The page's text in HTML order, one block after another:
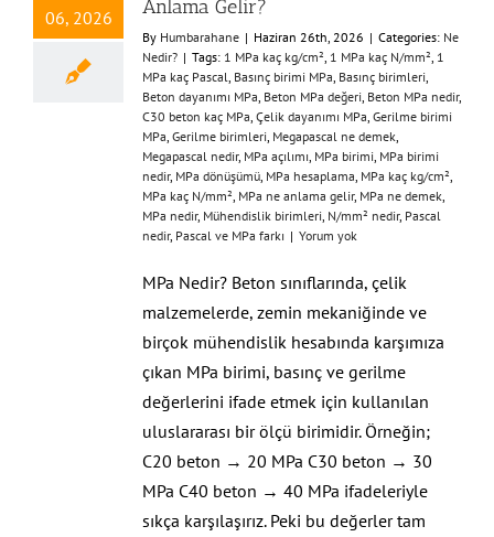
06, 2026
Anlama Gelir?
By Humbarahane | Haziran 26th, 2026 | Categories: Ne
Nedir? | Tags: 1 MPa kaç kg/cm² 1 MPa kaç N/mm² 1
MPa kaç Pascal Basınç birimi MPa Basınç birimleri
Beton dayanımı MPa Beton MPa değeri Beton MPa nedir,
C30 beton kaç MPa Çelik dayanımı MPa Gerilme birimi
MPa Gerilme birimleri Megapascal ne demek
Megapascal nedir, MPa açılımı MPa birimi MPa birimi
nedir, MPa dönüşümü MPa hesaplama MPa kaç kg/cm²
MPa kaç N/mm² MPa ne anlama gelir, MPa ne demek
MPa nedir, Mühendislik birimleri N/mm² nedir, Pascal
nedir, Pascal ve MPa farkı | Yorum yok
MPa Nedir? Beton sınıflarında, çelik
malzemelerde, zemin mekaniğinde ve
birçok mühendislik hesabında karşımıza
çıkan MPa birimi, basınç ve gerilme
değerlerini ifade etmek için kullanılan
uluslararası bir ölçü birimidir. Örneğin;
C20 beton → 20 MPa C30 beton → 30
MPa C40 beton → 40 MPa ifadeleriyle
sıkça karşılaşırız. Peki bu değerler tam